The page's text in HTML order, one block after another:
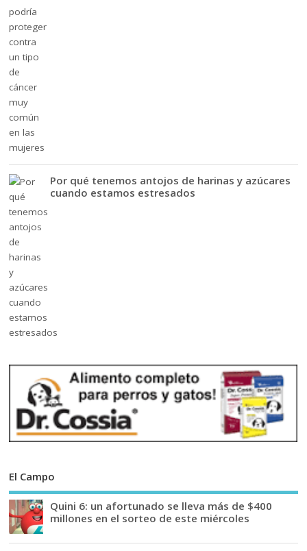
Por qué tenemos antojos de harinas y azúcares
cuando estamos estresados
El Campo
Quini 6: un afortunado se lleva más de $400
millones en el sorteo de este miércoles